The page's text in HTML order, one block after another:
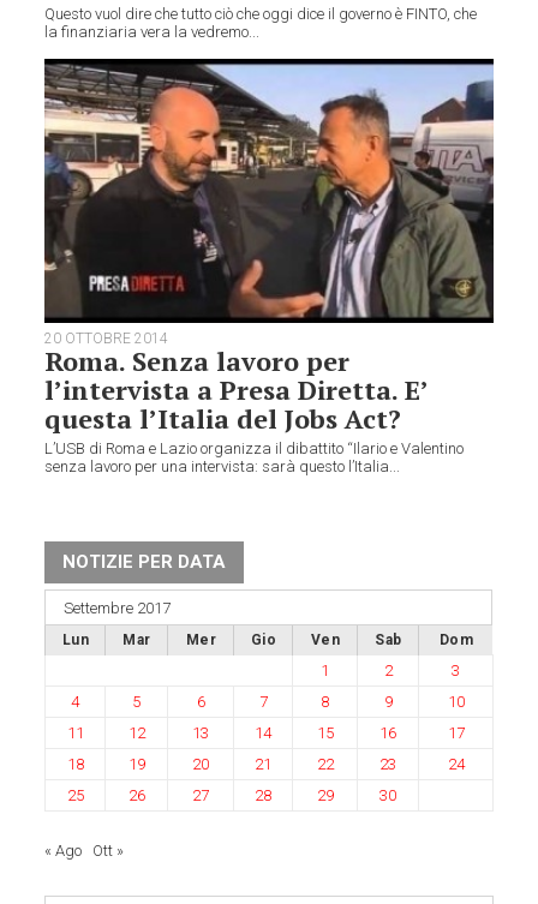
Questo vuol dire che tutto ciò che oggi dice il governo è FINTO, che
la finanziaria vera la vedremo...
20 OTTOBRE 2014
Roma. Senza lavoro per
l’intervista a Presa Diretta. E’
questa l’Italia del Jobs Act?
L’USB di Roma e Lazio organizza il dibattito “Ilario e Valentino
senza lavoro per una intervista: sarà questo l’Italia...
NOTIZIE PER DATA
Settembre 2017
Lun Mar Mer Gio Ven Sab Dom
1 2
3
4
5 6 7 8 9
10
11
12 13 14 15 16
17
18
19 20 21 22 23
24
25
26 27 28 29 30
« Ago Ott »